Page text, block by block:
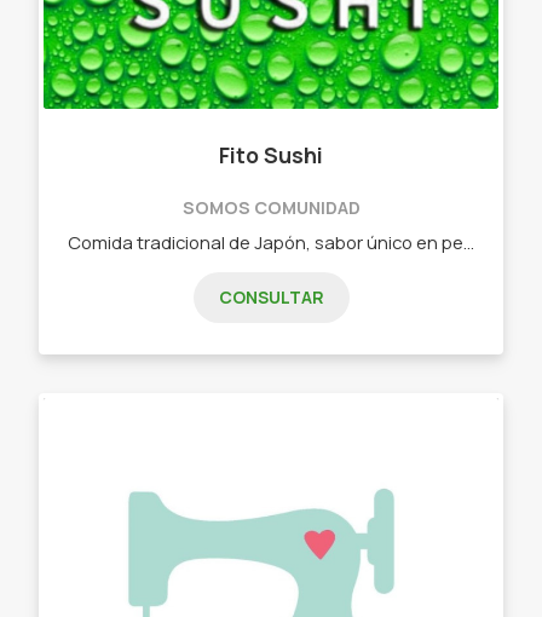
Fito Sushi
SOMOS COMUNIDAD
CONSULTAR